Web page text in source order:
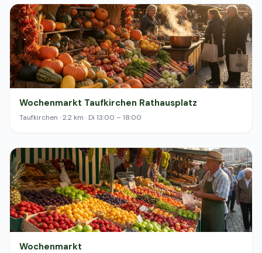
Wochenmarkt Taufkirchen Rathausplatz
Taufkirchen · 2.2 km · Di 13:00 – 18:00
Wochenmarkt